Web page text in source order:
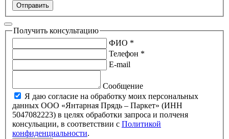
Отправить
Получить консультацию
ФИО *
Телефон *
E-mail
Сообщение
Я даю согласие на обработку моих персональных
данных ООО «Янтарная Прядь – Паркет» (ИНН
5047082223) в целях обработки запроса и полченя
консульации, в соответствии с Политикой
конфиденциальности.